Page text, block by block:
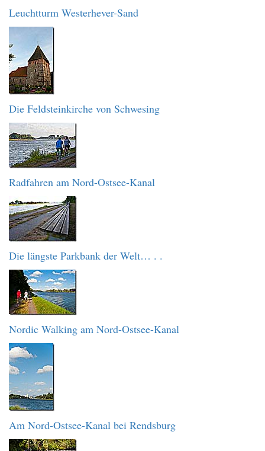
Leuchtturm Westerhever-Sand
Die Feldsteinkirche von Schwesing
Radfahren am Nord-Ostsee-Kanal
Die längste Parkbank der Welt… . .
Nordic Walking am Nord-Ostsee-Kanal
Am Nord-Ostsee-Kanal bei Rendsburg